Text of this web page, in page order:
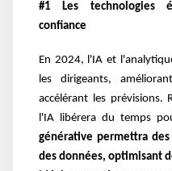
#1 Les technologies
confiance
En 2024, l'IA et
les dirigeants,
accélérant les prévisions.
l'IA libérera du temps
générative permettra
des données, optimisant